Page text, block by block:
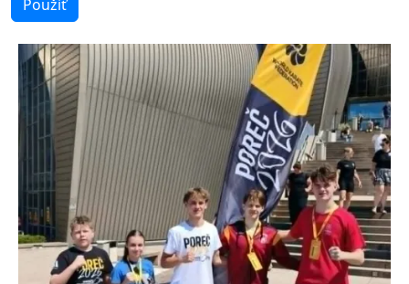
Použiť